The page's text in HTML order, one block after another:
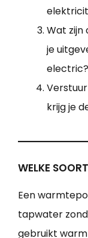
Wat zijn
je
electric?
krijg je
WELKE
Een
tapwater
gebruikt